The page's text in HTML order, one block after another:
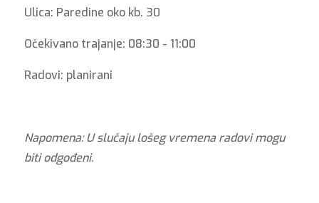
Ulica: Paredine oko kb. 30
Očekivano trajanje: 08:30 - 11:00
Radovi: planirani
Napomena: U slučaju lošeg vremena radovi mogu
biti odgođeni.